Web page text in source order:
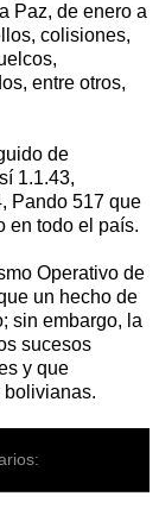
Paz, de enero a
colisiones,
entre otros,
de
1.1.43,
Pando 517 que
en todo el país.
Operativo de
un hecho de
sin embargo, la
sucesos
y que
bolivianas.